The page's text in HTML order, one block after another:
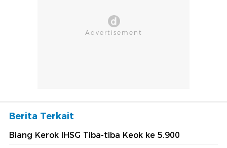
Berita Terkait
Biang Kerok IHSG Tiba-tiba Keok ke 5.900